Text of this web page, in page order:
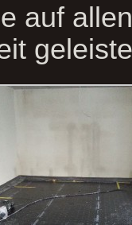
auf